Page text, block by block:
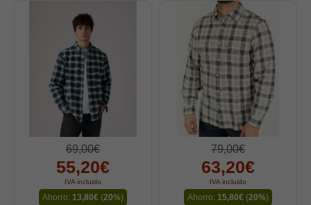
69,00€
55,20€
IVA incluido
Ahorro: 13,80€ (20%)
79,00€
63,20€
IVA incluido
Ahorro: 15,80€ (20%)